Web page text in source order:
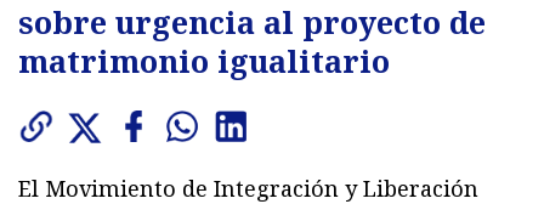
sobre urgencia al proyecto de
matrimonio igualitario
El Movimiento de Integración y Liberación